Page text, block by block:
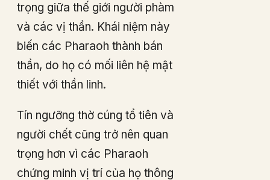
trọng giữa thế giới người phàm
và các vị thần. Khái niệm này
biến các Pharaoh thành bán
thần, do họ có mối liên hệ mật
thiết với thần linh.
Tín ngưỡng thờ cúng tổ tiên và
người chết cũng trở nên quan
trọng hơn vì các Pharaoh
chứng minh vị trí của họ thông